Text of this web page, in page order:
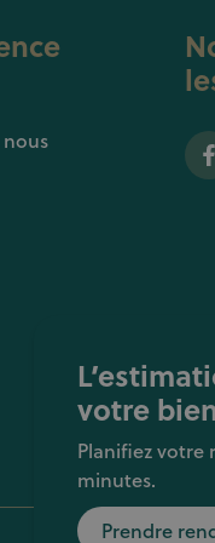
votre
Planifiez votre
minutes.
Prendre
nous